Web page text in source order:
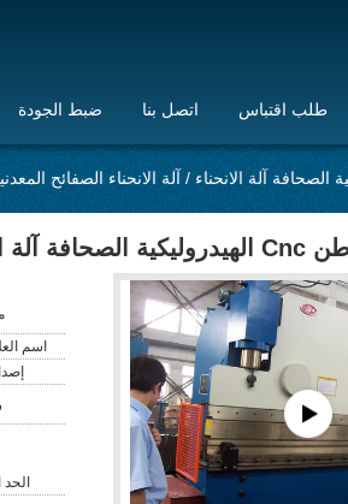
ضبط الجودة اتصل بنا طلب اقتباس
اسم